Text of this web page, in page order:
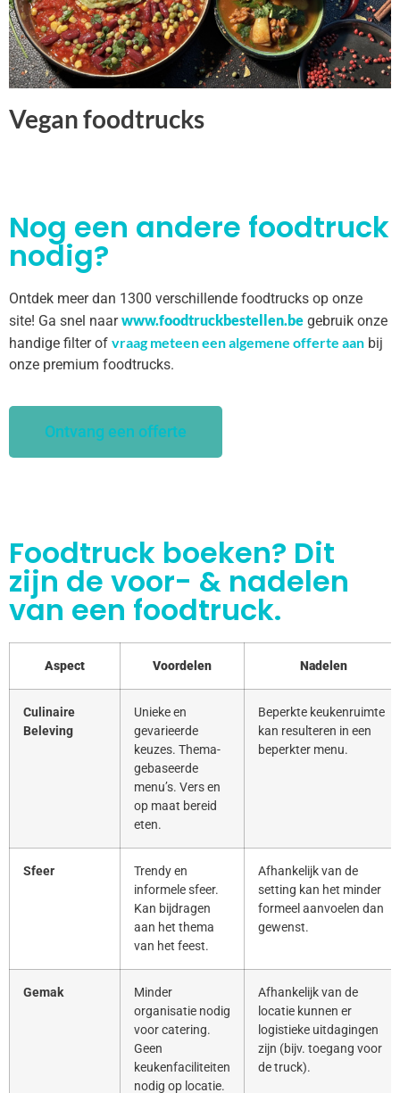
Vegan foodtrucks
Nog een andere foodtruck
nodig?
Ontdek meer dan 1300 verschillende foodtrucks op onze
site! Ga snel naarwww.foodtruckbestellen.be gebruik onze
handige filter of vraag meteen een algemene offerte aan bij
onze premium foodtrucks.
Ontvang een offerte
Foodtruck boeken? Dit
zijn de voor- & nadelen
van een foodtruck.
Aspect Voordelen Nadelen
Culinaire
Beleving
Unieke en
gevarieerde
keuzes. Thema-
gebaseerde
menu’s. Vers en
op maat bereid
eten.
Beperkte keukenruimte
kan resulteren in een
beperkter menu.
Sfeer
Trendy en
informele sfeer.
Kan bijdragen
aan het thema
van het feest.
Afhankelijk van de
setting kan het minder
formeel aanvoelen dan
gewenst.
Gemak
Minder
organisatie nodig
voor catering.
Geen
keukenfaciliteiten
nodig op locatie.
Afhankelijk van de
locatie kunnen er
logistieke uitdagingen
zijn (bijv. toegang voor
de truck).